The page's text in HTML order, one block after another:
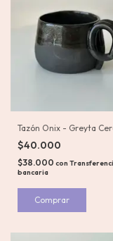
Tazón Onix - Greyta
$40.000
$38.000 con
bancaria